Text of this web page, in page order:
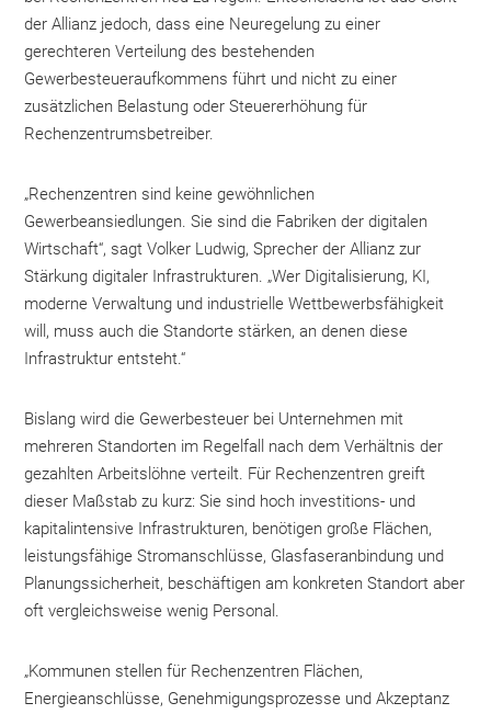
der Allianz jedoch, dass eine Neuregelung zu einer
gerechteren Verteilung des bestehenden
Gewerbesteueraufkommens führt und nicht zu einer
zusätzlichen Belastung oder Steuererhöhung für
Rechenzentrumsbetreiber.
„Rechenzentren sind keine gewöhnlichen
Gewerbeansiedlungen. Sie sind die Fabriken der digitalen
Wirtschaft“, sagt Volker Ludwig, Sprecher der Allianz zur
Stärkung digitaler Infrastrukturen. „Wer Digitalisierung, KI,
moderne Verwaltung und industrielle Wettbewerbsfähigkeit
will, muss auch die Standorte stärken, an denen diese
Infrastruktur entsteht.“
Bislang wird die Gewerbesteuer bei Unternehmen mit
mehreren Standorten im Regelfall nach dem Verhältnis der
gezahlten Arbeitslöhne verteilt. Für Rechenzentren greift
dieser Maßstab zu kurz: Sie sind hoch investitions- und
kapitalintensive Infrastrukturen, benötigen große Flächen,
leistungsfähige Stromanschlüsse, Glasfaseranbindung und
Planungssicherheit, beschäftigen am konkreten Standort aber
oft vergleichsweise wenig Personal.
„Kommunen stellen für Rechenzentren Flächen,
Energieanschlüsse, Genehmigungsprozesse und Akzeptanz